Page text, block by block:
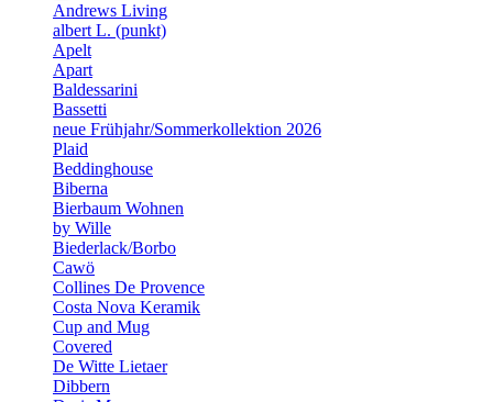
Andrews Living
albert L. (punkt)
Apelt
Apart
Baldessarini
Bassetti
neue Frühjahr/Sommerkollektion 2026
Plaid
Beddinghouse
Biberna
Bierbaum Wohnen
by Wille
Biederlack/Borbo
Cawö
Collines De Provence
Costa Nova Keramik
Cup and Mug
Covered
De Witte Lietaer
Dibbern